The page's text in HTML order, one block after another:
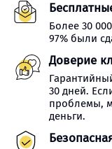
Более 30
97% были
Доверие
30 дней.
проблемы,
деньги.